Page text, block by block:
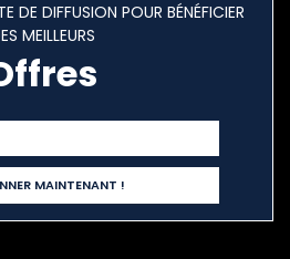
DE DIFFUSION POUR BÉNÉFICIER
MEILLEURS